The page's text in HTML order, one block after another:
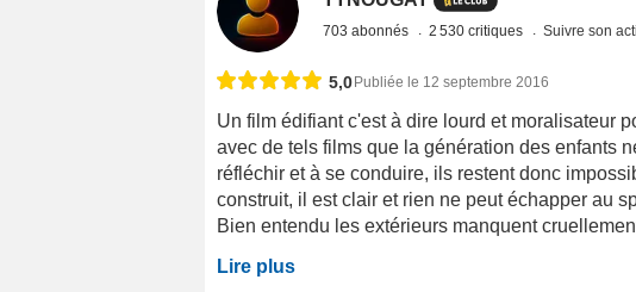
703 abonnés 2 530 critiques Suivre son
5,0Publiée le 12 septembre 2016
Un film édifiant c'est à dire lourd et moralisateur
avec de tels films que la génération des enfants
réfléchir et à se conduire, ils restent donc
construit, il est clair et rien ne peut échapper au
Bien entendu les extérieurs manquent
Lire plus